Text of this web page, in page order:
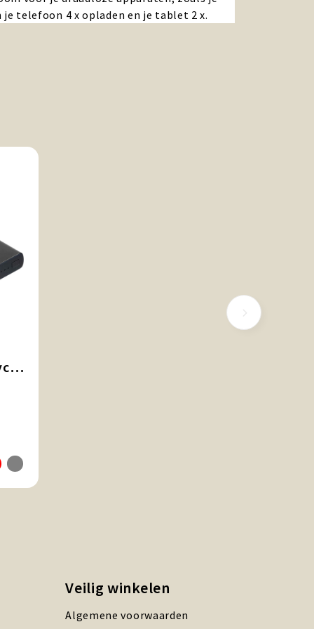
telefoon 4 x opladen en je tablet 2 x.
Powerbank van gerecycled aluminium van 10.000 mAh
Veilig winkelen
Algemene voorwaarden